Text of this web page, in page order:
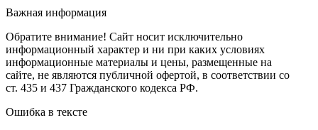
шоке от увиденного
i
Ролик из Омска: вы
будете смеяться долго
Важная информация
Обратите внимание! Сайт носит исключительно
информационный характер и ни при каких условиях
информационные материалы и цены, размещенные на
сайте, не являются публичной офертой, в соответствии со
ст. 435 и 437 Гражданского кодекса РФ.
Ошибка в тексте